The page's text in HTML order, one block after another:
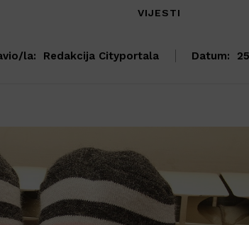
VIJESTI
la: Redakcija Cityportala Datum: